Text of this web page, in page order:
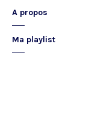
A propos
Ma playlist